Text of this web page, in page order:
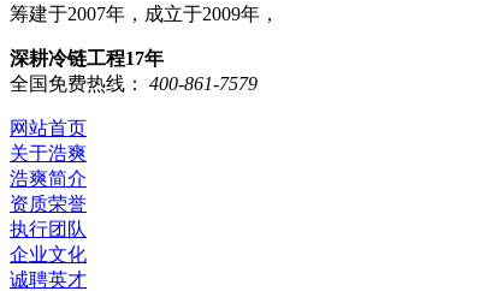
筹建于2007年，成立于2009年，
深耕冷链工程17年
全国免费热线：
400-861-7579
网站首页
关于浩爽
浩爽简介
资质荣誉
执行团队
企业文化
诚聘英才